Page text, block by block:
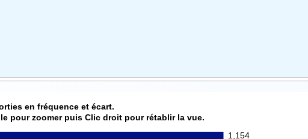
en fréquence et écart.
pour zoomer puis Clic droit pour rétablir la vue.
1,154